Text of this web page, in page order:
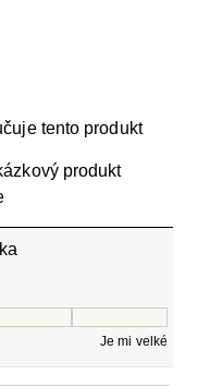
tento produkt
produkt
Je mi velké